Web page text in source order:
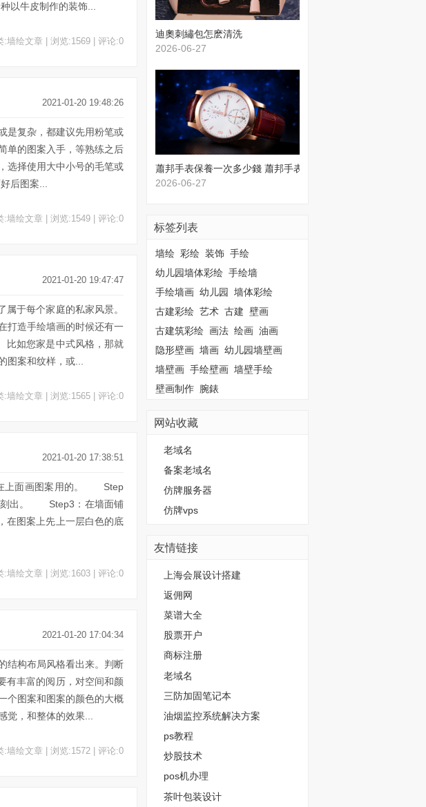
牛皮制作的装饰...
:墙绘文章 | 浏览:1569 | 评论:0
2021-01-20 19:48:26
复杂，都建议先用粉笔或
的图案入手，等熟练之后
择使用大中小号的毛笔或
后图案...
:墙绘文章 | 浏览:1549 | 评论:0
2021-01-20 19:47:47
于每个家庭的私家风景。
打造手绘墙画的时候还有一
如您家是中式风格，那就
案和纹样，或...
:墙绘文章 | 浏览:1565 | 评论:0
2021-01-20 17:38:51
上面画图案用的。 Step
刻出。 Step3：在墙面铺
图案上先上一层白色的底
:墙绘文章 | 浏览:1603 | 评论:0
2021-01-20 17:04:34
结构布局风格看出来。判断
丰富的阅历，对空间和颜
个图案和图案的颜色的大概
，和整体的效果...
:墙绘文章 | 浏览:1572 | 评论:0
​迪奧刺繡包怎麽清洗
2026-06-27
蕭邦手表保養一次多少錢 蕭邦手表保養價格
2026-06-27
标签列表
墙绘 彩绘 装饰 手绘
幼儿园墙体彩绘 手绘墙
手绘墙画 幼儿园
墙体彩绘
古建彩绘 艺术 古建 壁画
古建筑彩绘 画法 绘画 油画
隐形壁画 墙画 幼儿园墙壁画
墙壁画 手绘壁画 墙壁手绘
壁画制作 腕錶
网站收藏
老域名
备案老域名
仿牌服务器
仿牌vps
友情链接
上海会展设计搭建
返佣网
菜谱大全
股票开户
商标注册
老域名
三防加固笔记本
油烟监控系统解决方案
ps教程
炒股技术
pos机办理
茶叶包装设计